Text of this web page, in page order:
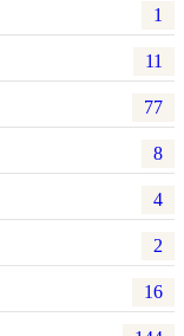
1
11
77
8
4
2
16